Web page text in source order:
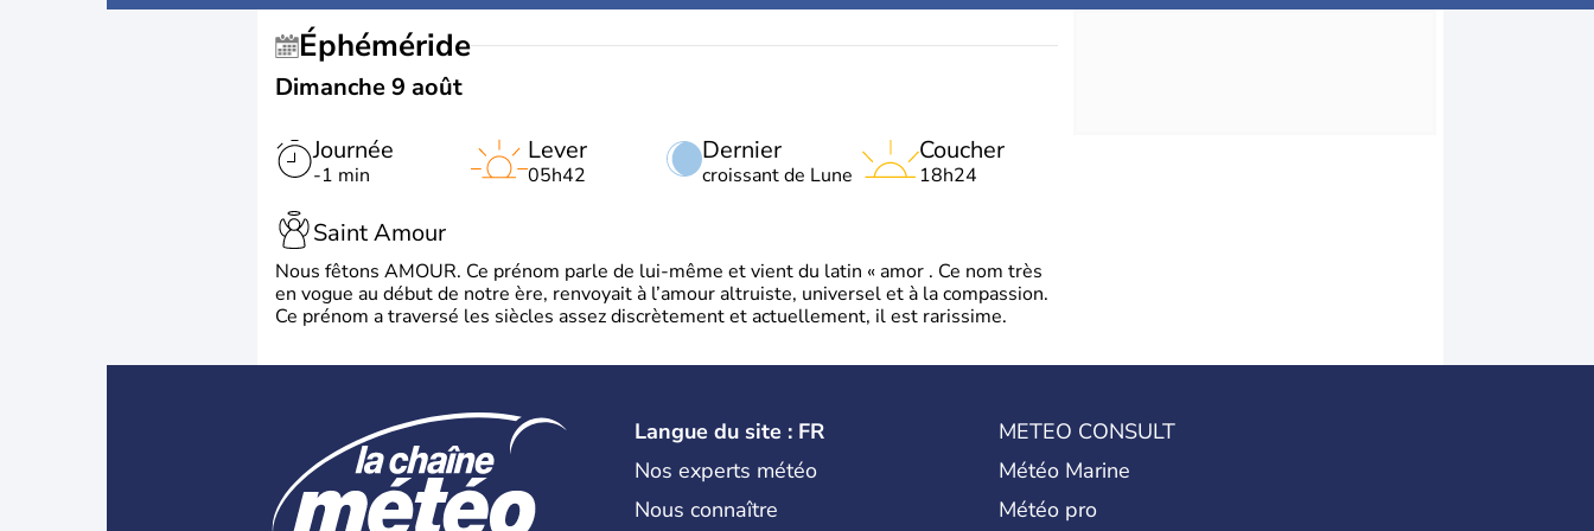
Éphéméride
Dimanche 9 août
Journée
-1 min
Dernier
croissant de Lune
Lever
05h42
Coucher
18h24
Saint Amour
Nous fêtons AMOUR. Ce prénom parle de lui-même et vient du latin « amor . Ce nom très
en vogue au début de notre ère, renvoyait à l’amour altruiste, universel et à la compassion.
Ce prénom a traversé les siècles assez discrètement et actuellement, il est rarissime.
Langue du site : FR
Nos experts météo
Nous connaître
METEO CONSULT
Météo Marine
Météo pro